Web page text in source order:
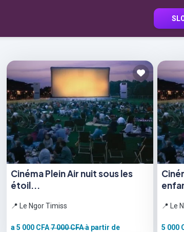
Cinéma Plein Air nuit sous les
étoil...
📍 Le Ngor Timiss
a 5 000 CFA7 000 CFAà partir de
📍 Le
5 000